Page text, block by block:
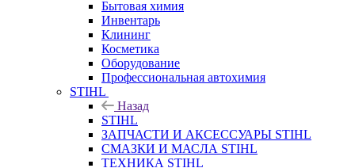
Бытовая химия
Инвентарь
Клининг
Косметика
Оборудование
Профессиональная автохимия
STIHL
Назад
STIHL
ЗАПЧАСТИ И АКСЕССУАРЫ STIHL
СМАЗКИ И МАСЛА STIHL
ТЕХНИКА STIHL